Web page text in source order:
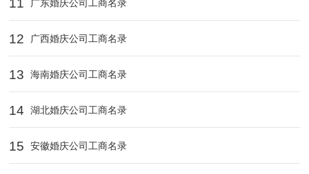
11 广东婚庆公司工商名录
12 广西婚庆公司工商名录
13 海南婚庆公司工商名录
14 湖北婚庆公司工商名录
15 安徽婚庆公司工商名录